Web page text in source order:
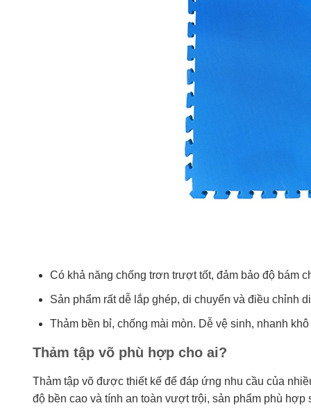
Có khả năng chống trơn trượt tốt, đảm bảo độ bám
Sản phẩm rất dễ lắp ghép, di chuyển và điều chỉnh
Thảm bền bỉ, chống mài mòn. Dễ vệ sinh, nhanh
Thảm tập võ phù hợp cho ai?
Thảm tập võ được thiết kế để đáp ứng nhu cầu của
độ bền cao và tính an toàn vượt trội, sản phẩm phù